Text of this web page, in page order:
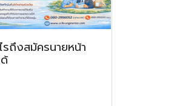
รถึงสมัครนายหน้า